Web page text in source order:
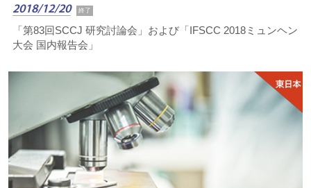
2018/12/20 終了
「第83回SCCJ 研究討論会」および「IFSCC 2018ミュンヘン
大会 国内報告会」